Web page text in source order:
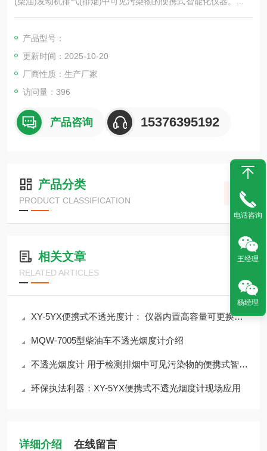
器采用优良的测量技术及优良的测量部件，适合于环境保护部
产品型号：
更新时间：2025-10-20
厂商性质：生产厂家
访问量：396
产品咨询 15376395192
产品分类
PRODUCT CLASSIFICATION
相关文章
RELATED ARTICLES
XY-5YX便携式不透光度计： 仪器内置高容量可更换锂电池
MQW-7005型柴油车不透光烟度计介绍
不透光烟度计 用于检测排烟中可见污染物的便携式智能化仪器
环保执法利器：XY-5YX便携式不透光烟度计现场应用
详细介绍 在线留言
电话咨询
王经理
杨经理